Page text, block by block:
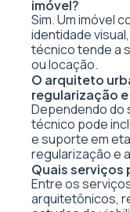
imóvel?
Sim. Um imóvel
identidade
técnico tende a
ou locação.
O arquiteto
regularização
Dependendo do
técnico pode
e suporte em
regularização e
Quais serviços
Entre os
arquitetônicos,